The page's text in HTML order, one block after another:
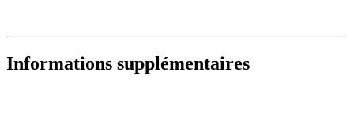
Informations supplémentaires